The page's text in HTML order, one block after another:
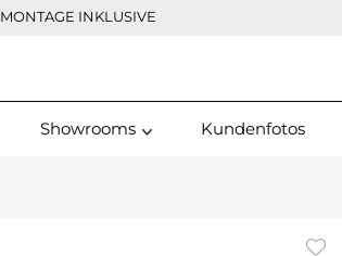
MONTAGE INKLUSIVE
Showrooms Kundenfotos